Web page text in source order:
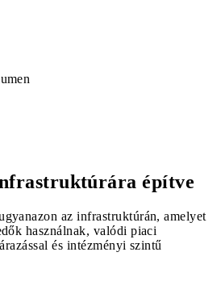
építve
az infrastruktúrán, amelyet
használnak, valódi piaci
és intézményi szintű